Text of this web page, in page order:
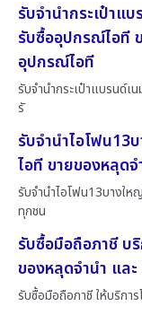
รับจำนำกระเป๋าแ
รับซื้ออุปกรณ์ไอที
อุปกรณ์ไอที
รับจำนำกระเป๋าแบรนด์เ
รั
รับจำนำไอโฟน13
ไอที ขายของหลุด
รับจำนำไอโฟน13บางให
ทุกชน
รับซื้อมือถือภาชี บ
ของหลุดจำนำ แล
รับซื้อมือถือภาชี ให้บริกา